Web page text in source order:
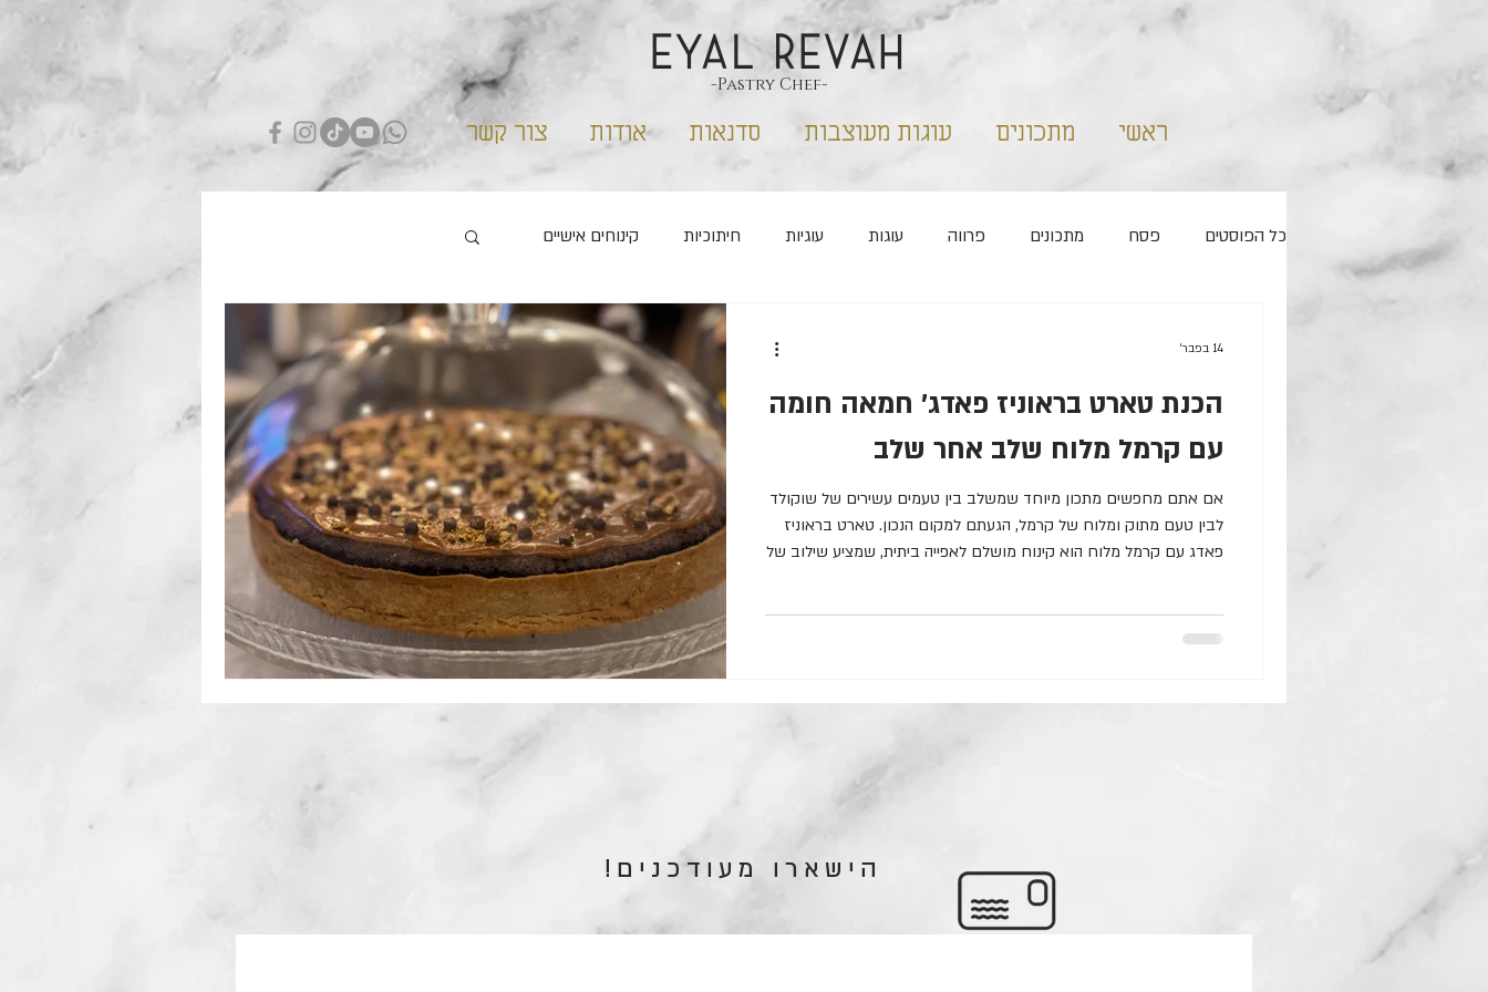
EYAL REVAH
-Pastry Chef-
ראשי מתכונים עוגות מעוצבות סדנאות אודות צור קשר
כל הפוסטים פסח מתכונים פרווה עוגות עוגיות חיתוכיות קינוחים אישיים
שבועות פורים
ראש השנה מלוחים
הכנת טארט בראוניז פאדג׳ חמאה חומה
עם קרמל מלוח שלב אחר שלב
אם אתם מחפשים מתכון מיוחד שמשלב בין טעמים עשירים של שוקולד
לבין טעם מתוק ומלוח של קרמל, הגעתם למקום הנכון. טארט בראוניז
פאדג עם קרמל מלוח הוא קינוח מושלם לאפייה ביתית, שמציע שילוב של
תוצאות מרשימות וטעימות במיוחד. הכנתם? אל תשכחו לשתף ולתייג
14 בפבר׳
הישארו מעודכנים!